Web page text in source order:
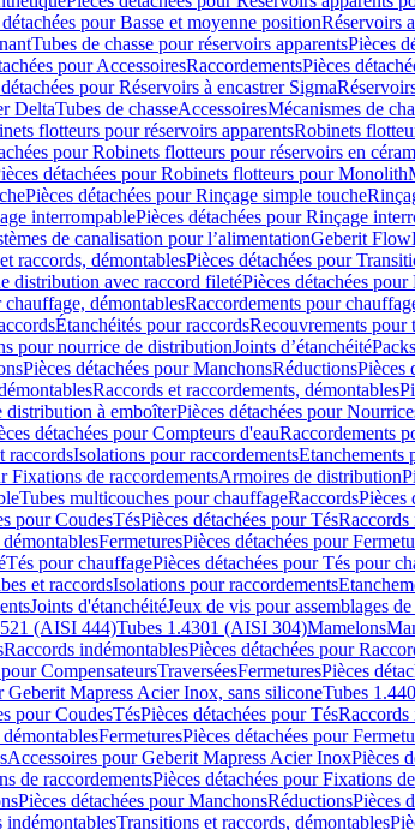
pour Basse et moyenne positionRéservoirs
Tubes de chasse pour réservoirs apparentsPièces
pour AccessoiresRaccordementsPièces
pour Réservoirs à encastrer Sigma
DeltaTubes de chasseAccessoiresMécanismes de
flotteurs pour réservoirs apparentsRobinets
pour Robinets flotteurs pour réservoirs en
détachées pour Robinets flotteurs pour Monolith
Pièces détachées pour Rinçage simple touche
interrompablePièces détachées pour Rinçage
de canalisation pour l’alimentationGeberit
raccords, démontablesPièces détachées pour
distribution avec raccord filetéPièces détachées
démontablesRaccordements pour
Étanchéités pour raccordsRecouvrements pour
pour nourrice de distributionJoints d’étanchéité
Pièces détachées pour ManchonsRéductionsPièces
Raccords et raccordements, démontables
distribution à emboîterPièces détachées pour
détachées pour Compteurs d'eauRaccordements
raccordsIsolations pour raccordementsEtanchements
Fixations de raccordementsArmoires de distribution
Tubes multicouches pour chauffageRaccordsPièces
pour CoudesTésPièces détachées pour TésRaccords
FermeturesPièces détachées pour
Tés pour chauffagePièces détachées pour Tés pour
et raccordsIsolations pour raccordements
Joints d'étanchéitéJeux de vis pour assemblages
(AISI 444)Tubes 1.4301 (AISI 304)Mamelons
Raccords indémontablesPièces détachées pour
CompensateursTraverséesFermeturesPièces
Geberit Mapress Acier Inox, sans siliconeTubes
pour CoudesTésPièces détachées pour TésRaccords
FermeturesPièces détachées pour
Accessoires pour Geberit Mapress Acier InoxPièces
de raccordementsPièces détachées pour Fixations
Pièces détachées pour ManchonsRéductionsPièces
indémontablesTransitions et raccords, démontables